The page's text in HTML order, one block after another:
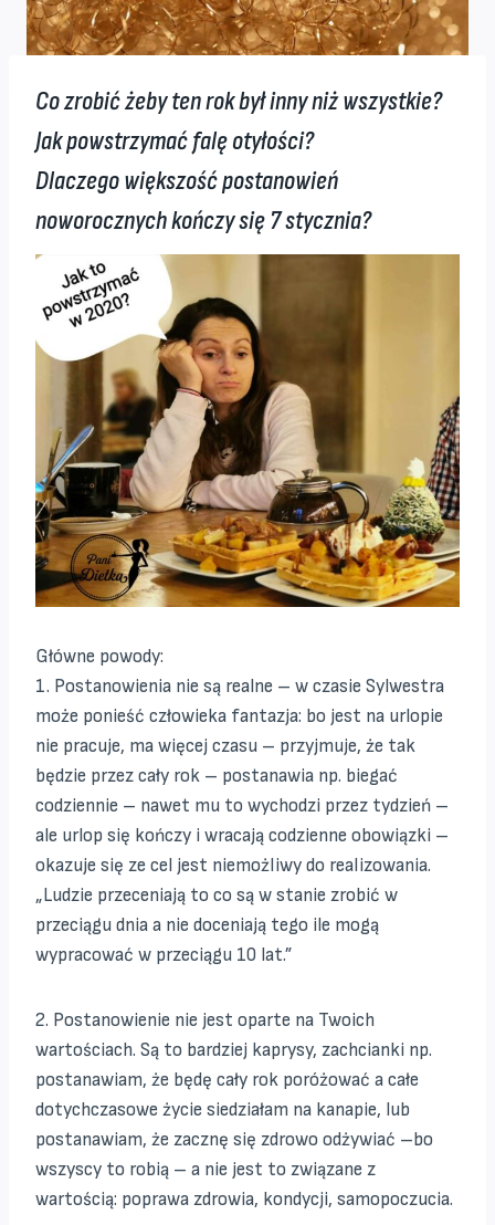
Co zrobić żeby ten rok był inny niż wszystkie?
Jak powstrzymać falę otyłości?
Dlaczego większość postanowień
noworocznych kończy się 7 stycznia?
Główne powody:
1. Postanowienia nie są realne – w czasie Sylwestra
może ponieść człowieka fantazja: bo jest na urlopie
nie pracuje, ma więcej czasu – przyjmuje, że tak
będzie przez cały rok – postanawia np. biegać
codziennie – nawet mu to wychodzi przez tydzień –
ale urlop się kończy i wracają codzienne obowiązki –
okazuje się ze cel jest niemożliwy do realizowania.
„Ludzie przeceniają to co są w stanie zrobić w
przeciągu dnia a nie doceniają tego ile mogą
wypracować w przeciągu 10 lat.”
2. Postanowienie nie jest oparte na Twoich
wartościach. Są to bardziej kaprysy, zachcianki np.
postanawiam, że będę cały rok poróżować a całe
dotychczasowe życie siedziałam na kanapie, lub
postanawiam, że zacznę się zdrowo odżywiać –bo
wszyscy to robią – a nie jest to związane z
wartością: poprawa zdrowia, kondycji, samopoczucia.